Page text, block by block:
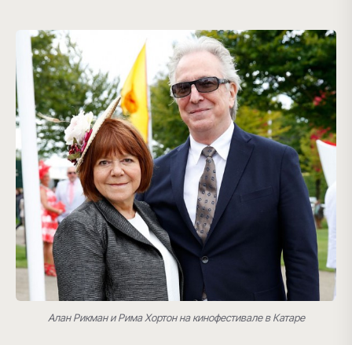
Алан Рикман и Рима Хортон на кинофестивале в Катаре